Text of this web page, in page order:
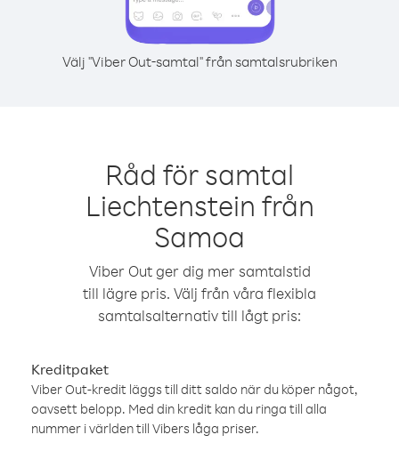
Välj "Viber Out-samtal" från samtalsrubriken
Råd för samtal
Liechtenstein från
Samoa
Viber Out ger dig mer samtalstid
till lägre pris. Välj från våra flexibla
samtalsalternativ till lågt pris:
Kreditpaket
Viber Out-kredit läggs till ditt saldo när du köper något,
oavsett belopp. Med din kredit kan du ringa till alla
nummer i världen till Vibers låga priser.